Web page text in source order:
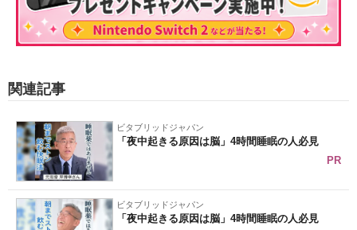
関連記事
ビタブリッドジャパン
「夜中起きる原因は脳」4時間睡眠の人必見
PR
ビタブリッドジャパン
「夜中起きる原因は脳」4時間睡眠の人必見